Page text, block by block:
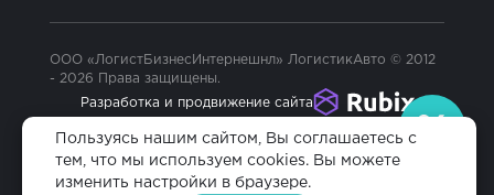
Пользуясь нашим сайтом, Вы соглашаетесь с
тем, что мы используем cookies. Вы можете
изменить настройки в браузере.
ООО «ЛогистБизнесИнтернешнл» ЛогистикАвто © 2012
- 2026 Права защищены.
Разработка и продвижение сайта